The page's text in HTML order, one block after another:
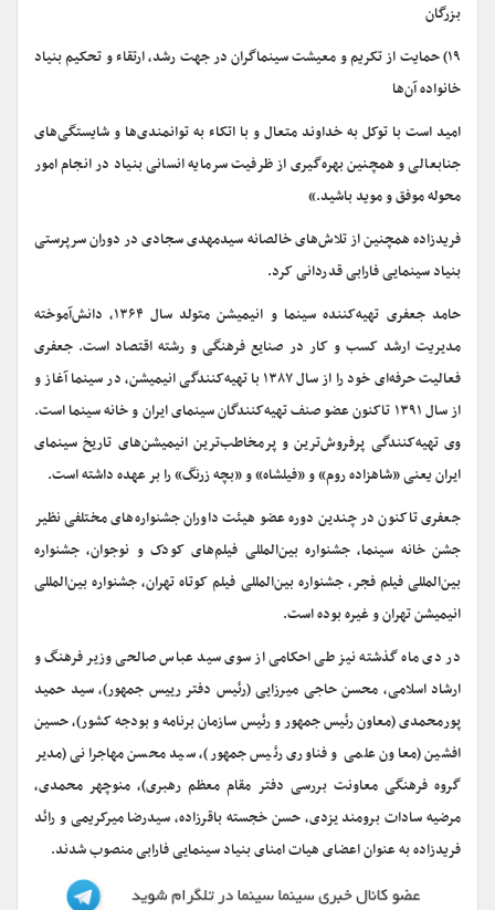
بزرگان
۱۹) حمایت از تکریم و معیشت سینماگران در جهت رشد، ارتقاء و تحکیم بنیاد
خانواده آن‌ها
امید است با توکل به خداوند متعال و با اتکاء به توانمندی‌ها و شایستگی‌های
جنابعالی و همچنین بهره‌گیری از ظرفیت سرمایه‌ انسانی بنیاد در انجام امور
محوله موفق و موید باشید.»
فریدزاده همچنین از تلاش‌های خالصانه سیدمهدی سجادی در دوران سرپرستی
بنیاد سینمایی فارابی قدردانی کرد.
حامد جعفری تهیه‌کننده سینما و انیمیشن متولد سال ۱۳۶۴، دانش‌آموخته
مدیریت ارشد کسب و کار در صنایع فرهنگی و رشته اقتصاد است. جعفری
فعالیت حرفه‌ای خود را از سال ۱۳۸۷ با تهیه‌کنندگی انیمیشن، در سینما آغاز و
از سال ۱۳۹۱ تاکنون عضو صنف تهیه‌کنندگان سینمای ایران و خانه سینما است.
وی تهیه‌کنندگی پرفروش‌ترین و پرمخاطب‌ترین انیمیشن‌های تاریخ سینمای
ایران یعنی «شاهزاده روم» و «فیلشاه» و «بچه زرنگ» را بر عهده داشته است.
جعفری تاکنون در چندین دوره عضو هیئت داوران جشنواره‌های مختلفی نظیر
جشن خانه سینما، جشنواره بین‌المللی فیلم‌های کودک و نوجوان، جشنواره
بین‌المللی فیلم فجر، جشنواره بین‌المللی فیلم کوتاه تهران، جشنواره بین‌المللی
انیمیشن تهران و غیره بوده است.
در دی ماه گذشته نیز طی احکامی از سوی سید عباس صالحی وزیر فرهنگ و
ارشاد اسلامی، محسن حاجی میرزایی (رئیس دفتر رییس جمهور)، سید حمید
پورمحمدی (معاون رئیس جمهور و رئیس سازمان برنامه و بودجه کشور)، حسین
افشین (معاون علمی و فناوری رئیس جمهور)، سید محسن مهاجرانی (مدیر
گروه فرهنگی معاونت بررسی دفتر مقام معظم رهبری)، منوچهر محمدی،
مرضیه سادات برومند یزدی، حسن خجسته باقرزاده، سیدرضا میرکریمی و رائد
فریدزاده به عنوان اعضای هیات امنای بنیاد سینمایی فارابی منصوب شدند.